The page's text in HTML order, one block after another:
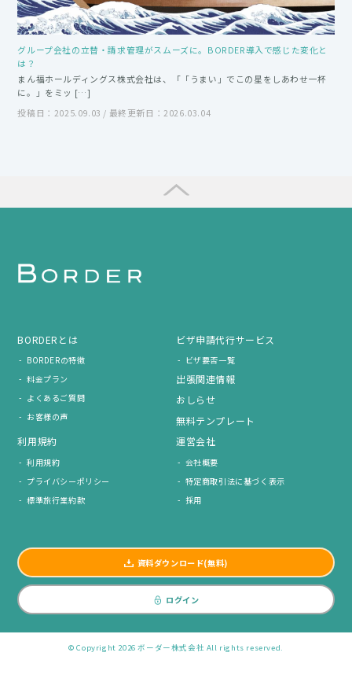
グループ会社の立替・請求管理がスムーズに。BORDER導入で感じた変化と
は？
まん福ホールディングス株式会社は、「「うまい」でこの星をしあわせ一杯
に。」をミッ […]
投稿日：2025.09.03 / 最終更新日：2026.03.04
BORDERとは
BORDERの特徴
料金プラン
よくあるご質問
お客様の声
ビザ申請代行サービス
ビザ要否一覧
出張関連情報
おしらせ
無料テンプレート
利用規約
利用規約
プライバシーポリシー
標準旅行業約款
運営会社
会社概要
特定商取引法に基づく表示
採用
資料ダウンロード(無料)
ログイン
© Copyright 2026 ボーダー株式会社 All rights reserved.